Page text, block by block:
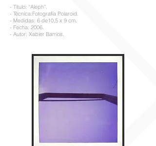
- Título: “Aleph”.
- Técnica:Fotografía Polaroid.
- Medidas: 6 de10,5 x 9 cm.
- Fecha: 2006.
- Autor: Xabier Barrios.